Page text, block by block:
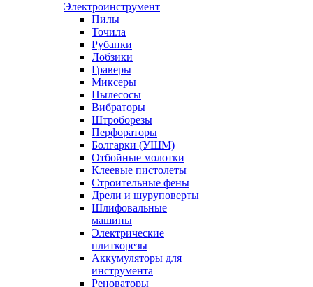
Электроинструмент
Пилы
Точила
Рубанки
Лобзики
Граверы
Миксеры
Пылесосы
Вибраторы
Штроборезы
Перфораторы
Болгарки (УШМ)
Отбойные молотки
Клеевые пистолеты
Строительные фены
Дрели и шуруповерты
Шлифовальные
машины
Электрические
плиткорезы
Аккумуляторы для
инструмента
Реноваторы